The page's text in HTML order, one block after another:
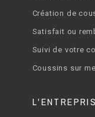
Création de
Satisfait ou
Suivi de votre
Coussins sur